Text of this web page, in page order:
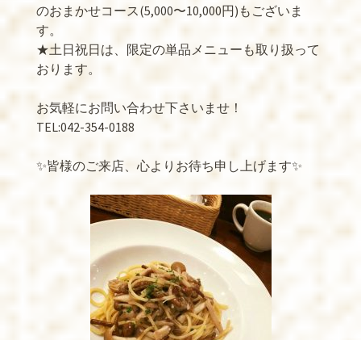
のおまかせコース(5,000〜10,000円)もございま
す。
★土日祝日は、限定の単品メニューも取り扱って
おります。
お気軽にお問い合わせ下さいませ！
TEL:042-354-0188
✨皆様のご来店、心よりお待ち申し上げます✨